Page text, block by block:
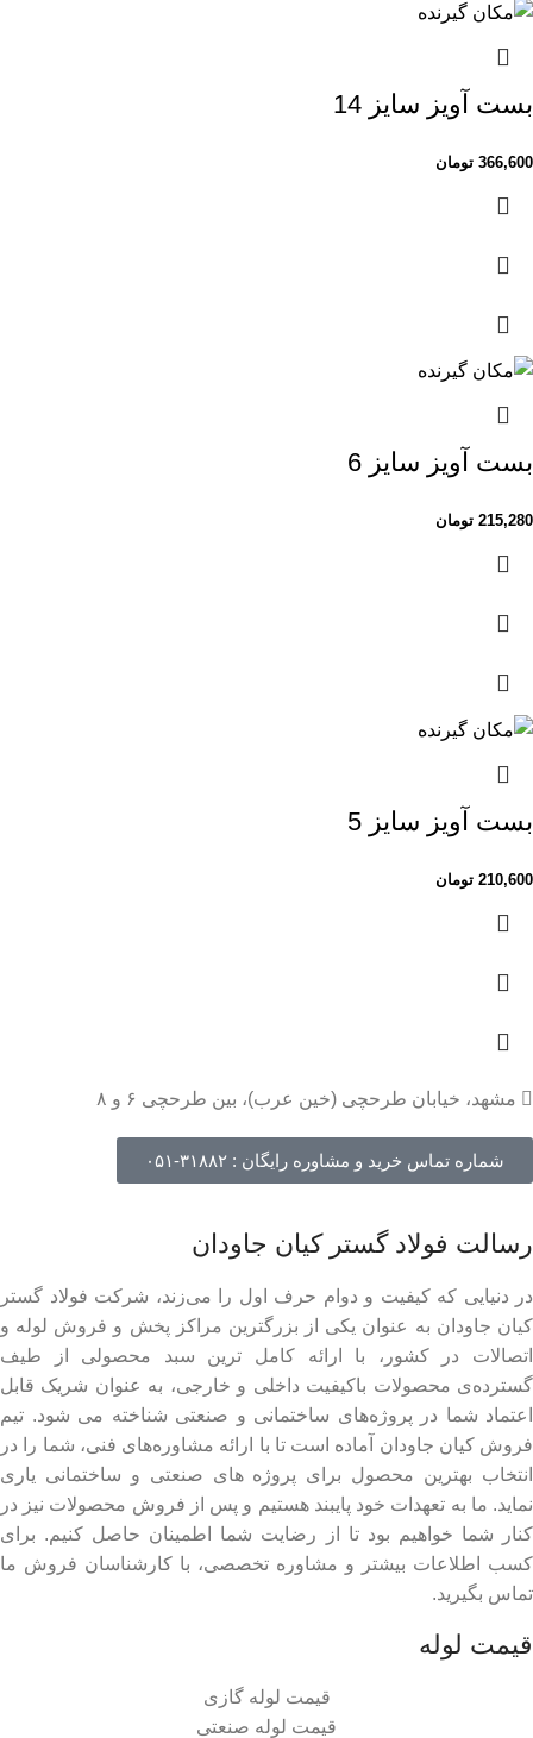
بست آویز سایز 14
366,600 تومان
بست آویز سایز 6
215,280 تومان
بست آویز سایز 5
210,600 تومان
مشهد، خیابان طرحچی (خین عرب)، بین طرحچی ۶ و ۸
شماره تماس خرید و مشاوره رایگان : ۳۱۸۸۲-۰۵۱
رسالت فولاد گستر کیان جاودان
در دنیایی که کیفیت و دوام حرف اول را می‌زند، شرکت فولاد گستر
کیان جاودان به عنوان یکی از بزرگترین مراکز پخش و فروش لوله و
اتصالات در کشور، با ارائه کامل ترین سبد محصولی از طیف
گسترده‌‌ی محصولات باکیفیت داخلی و خارجی، به عنوان شریک قابل
اعتماد شما در پروژه‌های ساختمانی و صنعتی شناخته می شود. تیم
فروش کیان جاودان آماده است تا با ارائه مشاوره‌های فنی، شما را در
انتخاب بهترین محصول برای پروژه های صنعتی و ساختمانی یاری
نماید. ما به تعهدات خود پایبند هستیم و پس از فروش محصولات نیز در
کنار شما خواهیم بود تا از رضایت شما اطمینان حاصل کنیم. برای
کسب اطلاعات بیشتر و مشاوره تخصصی، با کارشناسان فروش ما
تماس بگیرید.
قیمت لوله
قیمت لوله گازی
قیمت لوله صنعتی